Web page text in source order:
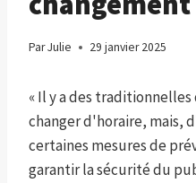
ParJulie 29 janvier 2025
« Il y a des
changer d'horaire, mais,
certaines mesures de
garantir la sécurité du